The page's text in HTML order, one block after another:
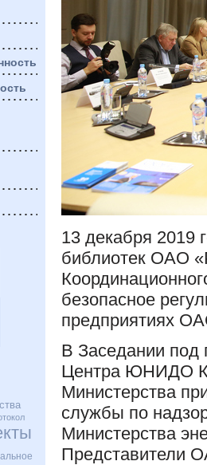
13 декабря 2019
библиотек ОАО
безопасное
предприятиях
В Заседании под
Центра ЮНИДО
Министерства
службы по
Министерства
Представители